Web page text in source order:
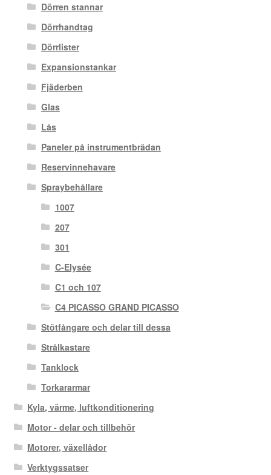
Dörren stannar
Dörrhandtag
Dörrlister
Expansionstankar
Fjäderben
Glas
Lås
Paneler på instrumentbrädan
Reservinnehavare
Spraybehållare
1007
207
301
C-Elysée
C1 och 107
C4 PICASSO GRAND PICASSO
Stötfångare och delar till dessa
Strålkastare
Tanklock
Torkararmar
Kyla, värme, luftkonditionering
Motor - delar och tillbehör
Motorer, växellådor
Verktygssatser